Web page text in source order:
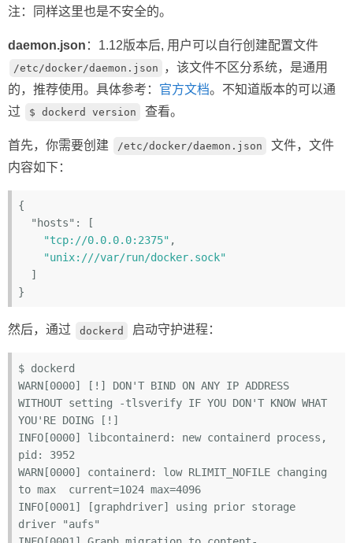
注：同样这里也是不安全的。
daemon.json ：1.12版本后, 用户可以自行创建配置文件
/etc/docker/daemon.json
，该文件不区分系统，是通用
的，推荐使用。具体参考： 官方文档。不知道版本的可以通
过
$ dockerd version 查看。
首先，你需要创建 /etc/docker/daemon.json
文件，文件
内容如下：
{
"hosts" : [
"tcp://0.0.0.0:2375" ,
"unix:///var/run/docker.sock"
然后，通过 dockerd 启动守护进程：
$ dockerd
WARN[0000] [!] DON'T BIND ON ANY IP ADDRESS
WITHOUT setting -tlsverify IF YOU DON'T KNOW WHAT
YOU'RE DOING [!]
INFO[0000] libcontainerd: new containerd process,
pid: 3952
WARN[0000] containerd: low RLIMIT_NOFILE changing
to max  current=1024 max=4096
INFO[0001] [graphdriver] using prior storage
driver "aufs"